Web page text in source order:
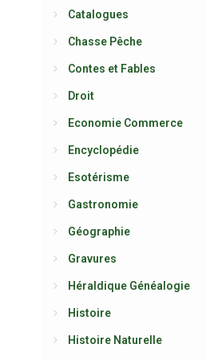
Catalogues
Chasse Pêche
Contes et Fables
Droit
Economie Commerce
Encyclopédie
Esotérisme
Gastronomie
Géographie
Gravures
Héraldique Généalogie
Histoire
Histoire Naturelle